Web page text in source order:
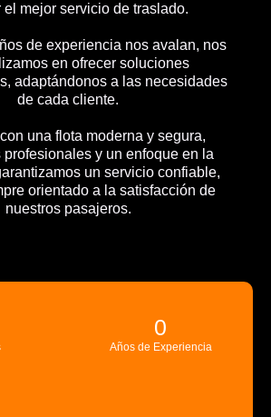
el mejor servicio de traslado.
de experiencia nos avalan, nos
en ofrecer soluciones
adaptándonos a las necesidades
de cada cliente.
una flota moderna y segura,
profesionales y un enfoque en la
un servicio confiable,
orientado a la satisfacción de
nuestros pasajeros.
Años de Experiencia
0